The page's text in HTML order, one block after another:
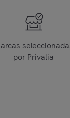
por Privalia